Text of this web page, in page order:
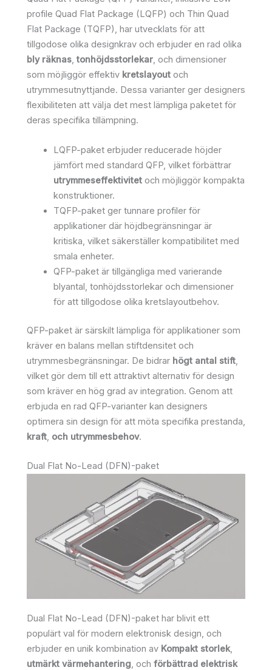
profile Quad Flat Package (LQFP) och Thin Quad
Flat Package (TQFP), har utvecklats för att
tillgodose olika designkrav och erbjuder en rad olika
bly räknas, tonhöjdsstorlekar, och dimensioner
som möjliggör effektiv kretslayout och
utrymmesutnyttjande. Dessa varianter ger designers
flexibiliteten att välja det mest lämpliga paketet för
deras specifika tillämpning.
LQFP-paket erbjuder reducerade höjder
jämfört med standard QFP, vilket förbättrar
utrymmeseffektivitetoch möjliggör kompakta
konstruktioner.
TQFP-paket ger tunnare profiler för
applikationer där höjdbegränsningar är
kritiska, vilket säkerställer kompatibilitet med
smala enheter.
QFP-paket är tillgängliga med varierande
blyantal, tonhöjdsstorlekar och dimensioner
för att tillgodose olika kretslayoutbehov.
QFP-paket är särskilt lämpliga för applikationer som
kräver en balans mellan stiftdensitet och
utrymmesbegränsningar. De bidrar högt antal stift,
vilket gör dem till ett attraktivt alternativ för design
som kräver en hög grad av integration. Genom att
erbjuda en rad QFP-varianter kan designers
optimera sin design för att möta specifika prestanda,
kraft, och utrymmesbehov.
Dual Flat No-Lead (DFN)-paket
Dual Flat No-Lead (DFN)-paket har blivit ett
populärt val för modern elektronisk design, och
erbjuder en unik kombination av Kompakt storlek,
utmärkt värmehantering, och förbättrad elektrisk